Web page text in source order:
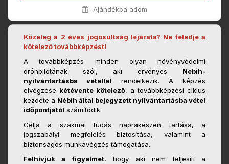
Ajándékba adom
Közeleg a 2 éves jogosultság lejárata? Ne feledje a
kötelező továbbképzést!
A továbbképzés minden olyan növényvédelmi
drónpilótának szól, aki érvényes Nébih-
nyilvántartásba vétellel rendelkezik. A képzés
elvégzése kétévente kötelező, a továbbképzési ciklus
kezdete a Nébih által bejegyzett nyilvántartásba vétel
időpontjától számítódik.
Célja a szakmai tudás naprakészen tartása, a
jogszabályi megfelelés biztosítása, valamint a
biztonságos munkavégzés támogatása.
Felhívjuk a figyelmet, hogy aki nem teljesíti a